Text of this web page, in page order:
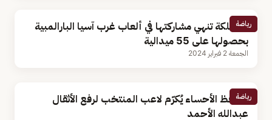
رياضة
المملكة تنهي مشاركتها في ألعاب غرب آسيا البارالمبية
بحصولها على 55 ميدالية
الجمعة 2 فبراير 2024
رياضة
محافظ الأحساء يُكرّم لاعب المنتخب لرفع الأثقال
عبدالله الأحمد